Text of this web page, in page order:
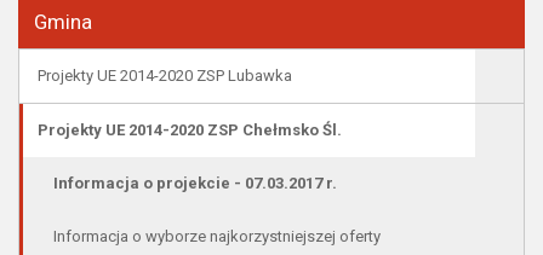
Gmina
Projekty UE 2014-2020 ZSP Lubawka
Projekty UE 2014-2020 ZSP Chełmsko Śl.
Informacja o projekcie - 07.03.2017 r.
Informacja o wyborze najkorzystniejszej oferty